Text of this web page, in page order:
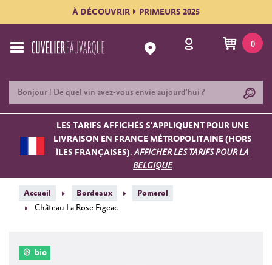
À DÉCOUVRIR PRIMEURS 2025
0
LES TARIFS AFFICHÉS S'APPLIQUENT POUR UNE
LIVRAISON EN FRANCE MÉTROPOLITAINE (HORS
ÎLES FRANÇAISES).AFFICHER LES TARIFS POUR LA
BELGIQUE
Accueil Bordeaux
Pomerol
Château La Rose Figeac
bio